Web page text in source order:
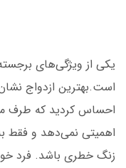
یکی از ویژگی‌های
است.بهترین ازدواج
احساس کردید که طرف
اهمیتی نمی‌دهد و فقط
زنگ خطری باشد. فرد